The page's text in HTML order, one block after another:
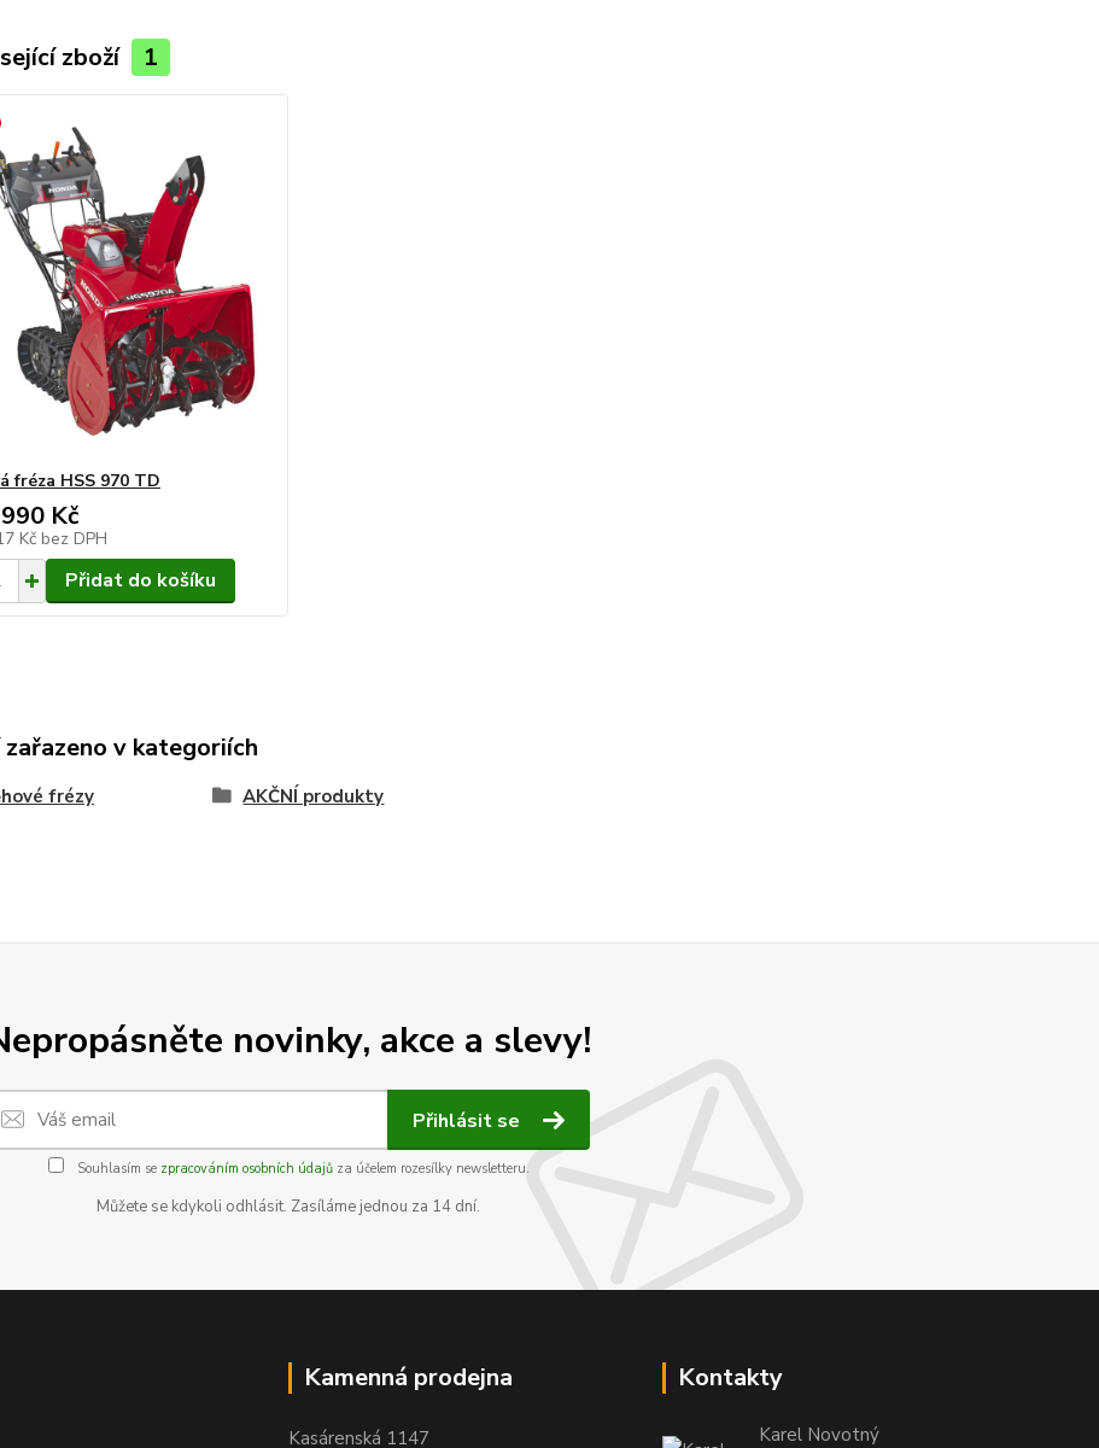
zboží 1
fréza HSS 970 TD
Kč
Kč bez DPH
Přidat do košíku
zařazeno v kategoriích
frézy AKČNÍ produkty
novinky, akce a slevy!
Přihlásit se
Souhlasím se zpracováním osobních údajůza účelem rozesílky newsletteru.
Můžete se kdykoli odhlásit. Zasíláme jednou za 14 dní.
Kamenná prodejna
Kasárenská 1147
Kontakty
Karel Novotný